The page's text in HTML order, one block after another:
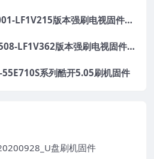
TCL电视V8-RT95001-LF1V215版本强刷电视固件包下载
TCL电视V8-0MT5508-LF1V362版本强刷电视固件包下载
系列酷开5.05刷机固件
盘刷机固件